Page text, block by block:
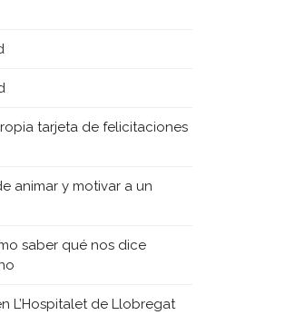
tarjeta de felicitaciones
animar y motivar a un
saber qué nos dice
L’Hospitalet de Llobregat